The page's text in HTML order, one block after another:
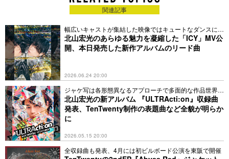
関連記事
幅広いキャストが集結した映像ではキュートなダンスにも
注目
北山宏光のあらゆる魅力を凝縮した「ICY」MV公
開、本日発売した新作アルバムのリード曲
2026.06.24 20:00
ジャケ写は各形態異なるアプローチで多面的な作品世界を
表現
北山宏光の新アルバム 『ULTRActi:on』収録曲
発表、TenTwenty制作の表題曲など全貌が明らか
に
2026.05.15 20:00
全収録曲も発表、4月には初ビルボード公演を東阪で開催